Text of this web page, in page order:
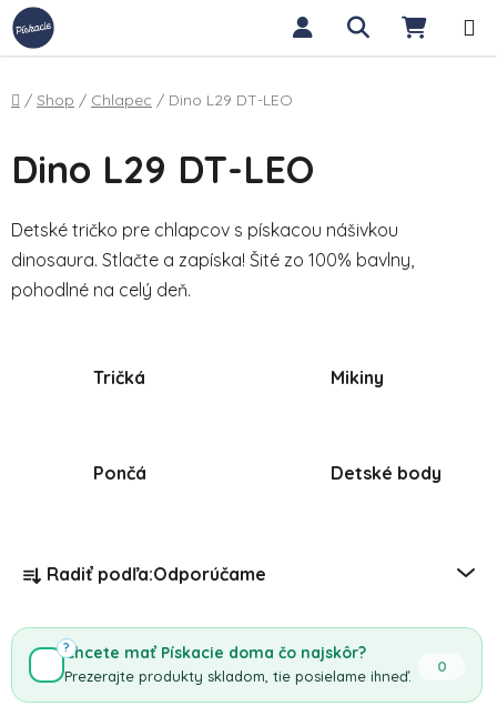
Prejsť na obsah Hľadať
Domov
/ Shop / Chlapec / Dino L29 DT-LEO
Dino L29 DT-LEO
Detské tričko pre chlapcov s pískacou nášivkou
dinosaura. Stlačte a zapíska! Šité zo 100% bavlny,
pohodlné na celý deň.
Tričká Mikiny
Pončá Detské body
Radenie produktov
Radiť podľa:Odporúčame
Chcete mať Pískacie doma čo najskôr?
Prezerajte produkty skladom, tie posielame ihneď.
0
?